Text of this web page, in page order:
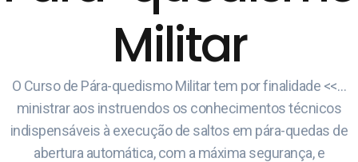
Militar
O Curso de Pára-quedismo Militar tem por finalidade <<…
ministrar aos instruendos os conhecimentos técnicos
indispensáveis à execução de saltos em pára-quedas de
abertura automática, com a máxima segurança, e